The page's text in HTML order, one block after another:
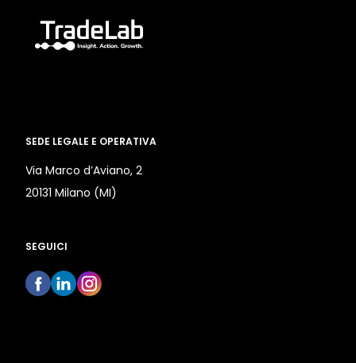
SEDE LEGALE E OPERATIVA
Via Marco d’Aviano, 2
20131 Milano (MI)
SEGUICI